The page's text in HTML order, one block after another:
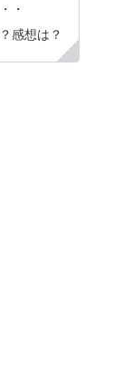
・
感想は？